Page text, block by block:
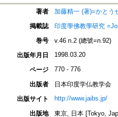
著者
加藤精一 (著)=かとう
掲載誌
印度學佛教學研究
巻号
v.46 n.2 (總號=n.92)
出版年月日
1998.03.20
ページ 770 - 776
出版者
日本印度学仏教学会
出版サイト
http://www.jaibs.jp/
出版地
東京, 日本 [Tokyo,